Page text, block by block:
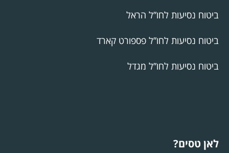
ביטוח נסיעות לחו”ל הראל
ביטוח נסיעות לחו”ל פספורט קארד
ביטוח נסיעות לחו”ל מגדל
לאן טסים?